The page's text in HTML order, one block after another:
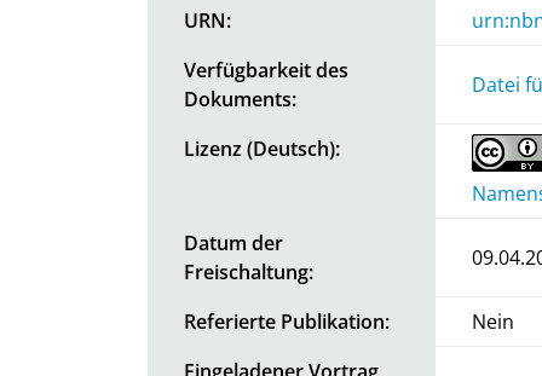
URN:
Verfügbarkeit des
Dokuments:
Datei
Lizenz (Deutsch):
Datum der
Freischaltung:
Referierte Publikation:
Nein